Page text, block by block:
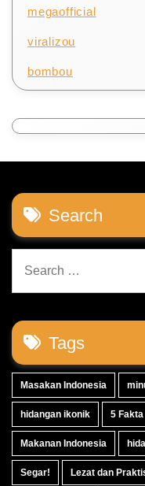
megaofficial
viralizou
bombou
Search
for:
Tags
Masakan Indonesia
hidangan ikonik 5 Fakta
Makanan Indonesia
Segar! Lezat dan